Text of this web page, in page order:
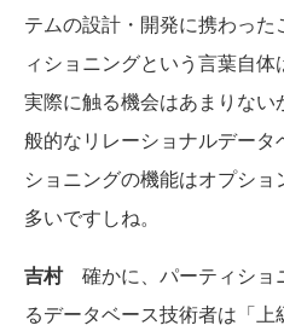
テムの設計・開発に携わっ
ィショニングという言葉自体
実際に触る機会はあまりな
般的なリレーショナルデータ
ショニングの機能はオプシ
多いですしね。
吉村確かに、パーティショ
るデータベース技術者は「